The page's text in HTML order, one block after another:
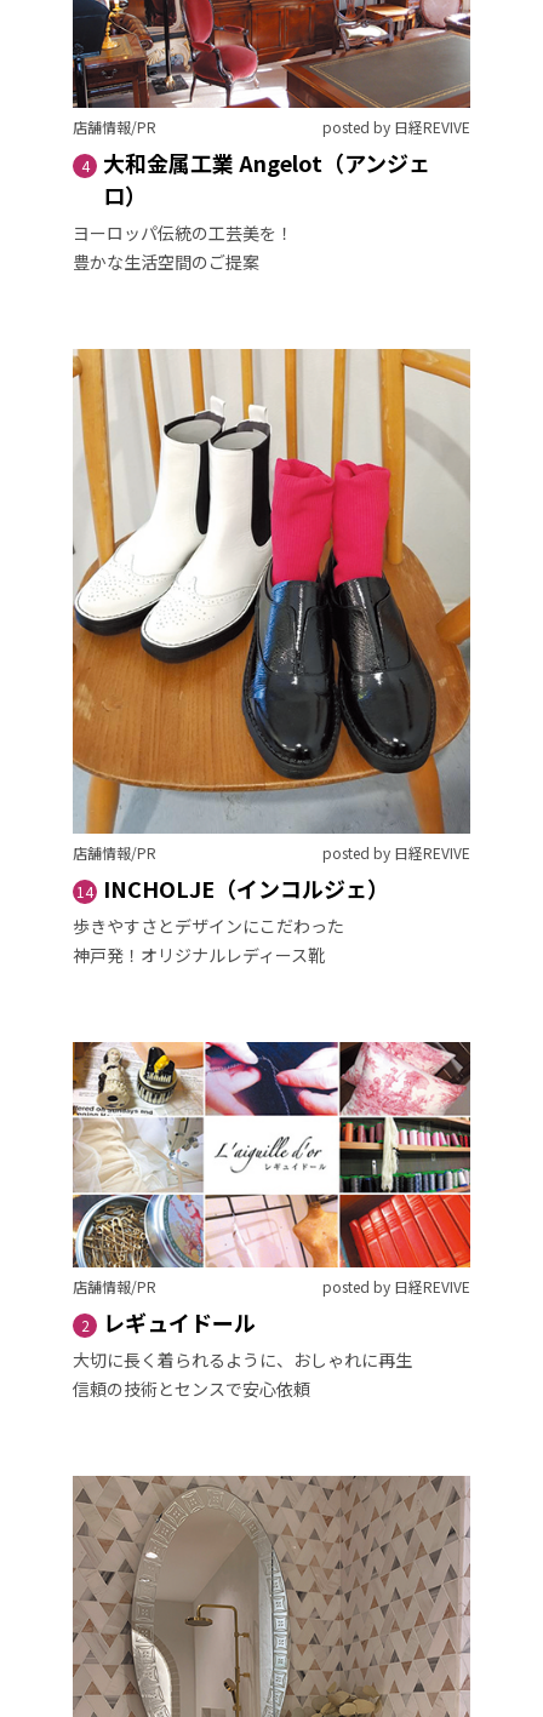
店舗情報/PR
posted by 日経REVIVE
4
大和金属工業 Angelot（アンジェ
ロ）
ヨーロッパ伝統の工芸美を！
豊かな生活空間のご提案
店舗情報/PR
posted by 日経REVIVE
14 INCHOLJE（インコルジェ）
歩きやすさとデザインにこだわった
神戸発！オリジナルレディース靴
店舗情報/PR
posted by 日経REVIVE
2
レギュイドール
大切に長く着られるように、おしゃれに再生
信頼の技術とセンスで安心依頼